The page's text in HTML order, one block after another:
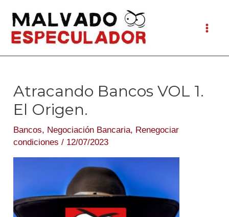
contenido
Atracando Bancos VOL 1.
El Origen.
Bancos, Negociación Bancaria, Renegociar
condiciones / 12/07/2023